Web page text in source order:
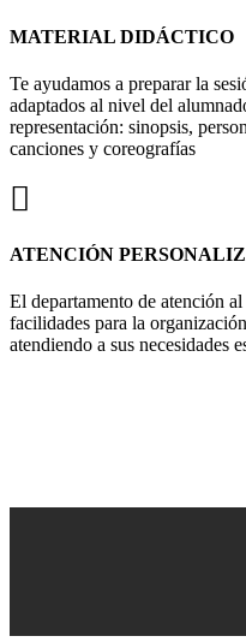
MATERIAL DIDÁCTICO
Te ayudamos a preparar la
adaptados al nivel del
representación: sinopsis,
canciones y coreografías
ATENCIÓN
El departamento de atención
facilidades para la
atendiendo a sus necesidades